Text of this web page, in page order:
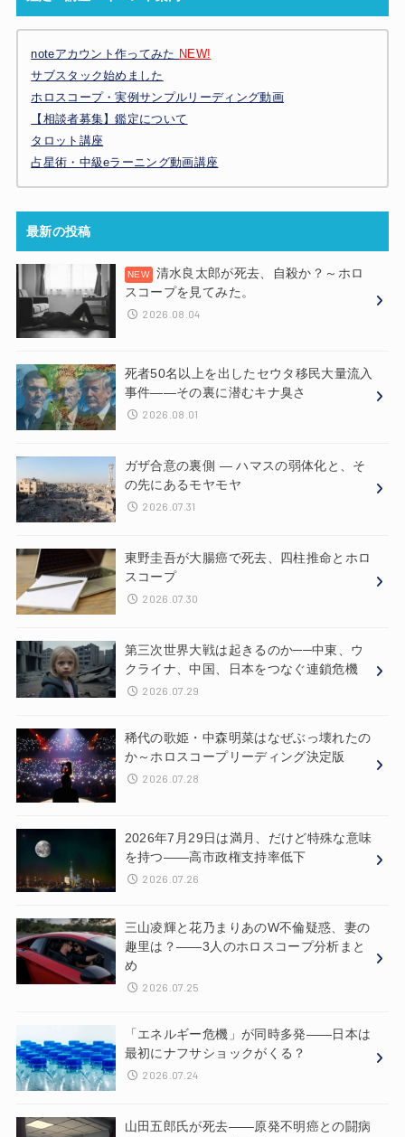
noteアカウント作ってみた NEW!
サブスタック始めました
ホロスコープ・実例サンプルリーディング動画
【相談者募集】鑑定について
タロット講座
占星術・中級eラーニング動画講座
最新の投稿
清水良太郎が死去、自殺か？～ホロ
スコープを見てみた。
2026.08.04
死者50名以上を出したセウタ移民大量流入
事件——その裏に潜むキナ臭さ
2026.08.01
ガザ合意の裏側 ― ハマスの弱体化と、そ
の先にあるモヤモヤ
2026.07.31
東野圭吾が大腸癌で死去、四柱推命とホロ
スコープ
2026.07.30
第三次世界大戦は起きるのか──中東、ウ
クライナ、中国、日本をつなぐ連鎖危機
2026.07.29
稀代の歌姫・中森明菜はなぜぶっ壊れたの
か～ホロスコープリーディング決定版
2026.07.28
2026年7月29日は満月、だけど特殊な意味
を持つ——高市政権支持率低下
2026.07.26
三山凌輝と花乃まりあのW不倫疑惑、妻の
趣里は？——3人のホロスコープ分析まと
め
2026.07.25
「エネルギー危機」が同時多発——日本は
最初にナフサショックがくる？
2026.07.24
山田五郎氏が死去——原発不明癌との闘病